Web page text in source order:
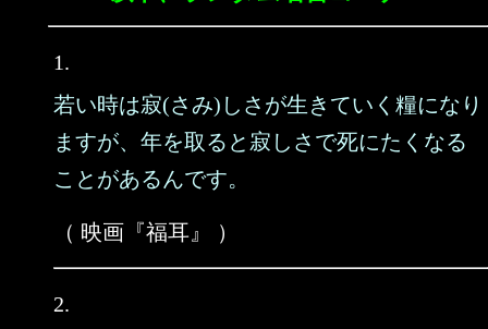
1.
若い時は寂(さみ)しさが生きていく糧になり
ますが、年を取ると寂しさで死にたくなる
ことがあるんです。
（ 映画『福耳』 ）
2.